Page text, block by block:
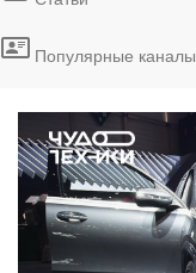
Популярные каналы